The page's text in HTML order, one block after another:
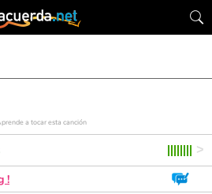
a tocar esta canción
!